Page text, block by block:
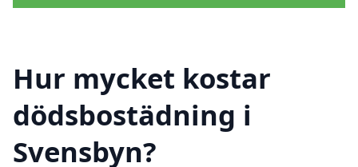
Hur mycket kostar
dödsbostädning i
Svensbyn?